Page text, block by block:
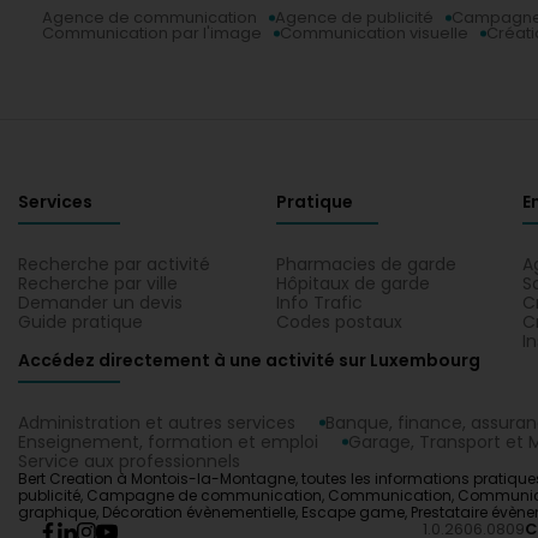
Agence de communication
Agence de publicité
Communication par l'image Communication visuelle
Services
Recherche par activité
Recherche par ville
Demander un devis
Guide pratique
Pratique
Pharmacies de garde
Hôpitaux de garde
Info Trafic
Codes postaux
Accédez directement à une activité sur Luxembourg
Administration et autres services
Banque, finance,
Enseignement, formation et emploi
Garage, Transport et
Service aux professionnels
Bert Creation à Montois-la-Montagne, toutes les informations
publicité, Campagne de communication, Communication,
graphique, Décoration évènementielle, Escape game, Prestataire
1.0.2606.0809